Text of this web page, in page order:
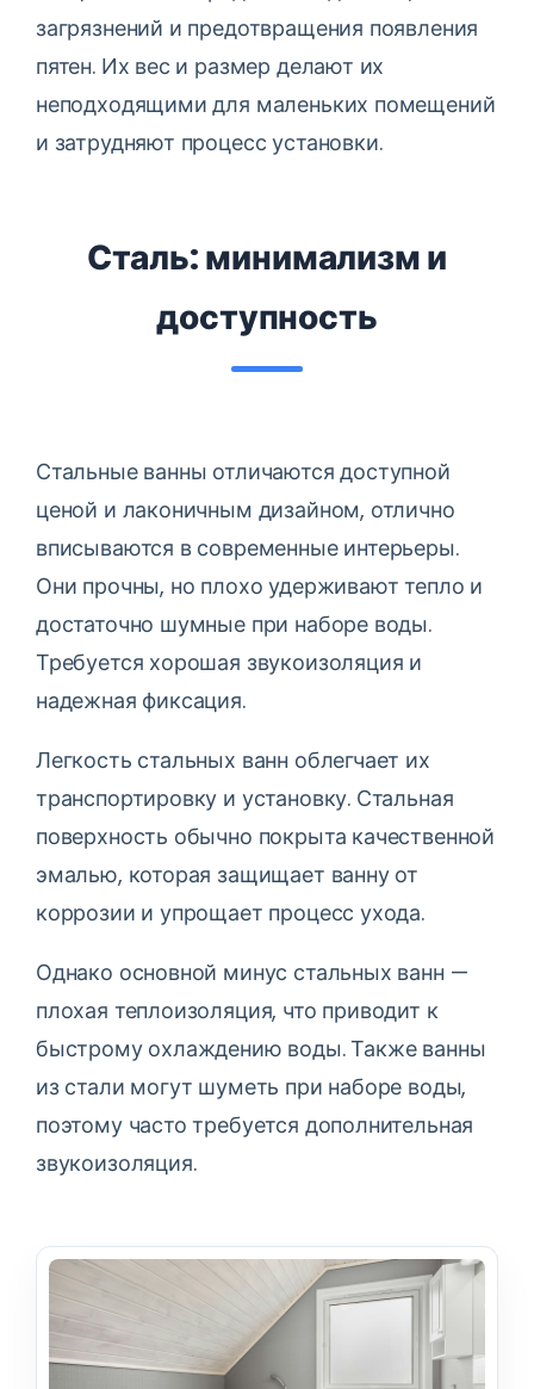
загрязнений и предотвращения появления
пятен. Их вес и размер делают их
неподходящими для маленьких помещений
и затрудняют процесс установки.
Сталь: минимализм и
доступность
Стальные ванны отличаются доступной
ценой и лаконичным дизайном, отлично
вписываются в современные интерьеры.
Они прочны, но плохо удерживают тепло и
достаточно шумные при наборе воды.
Требуется хорошая звукоизоляция и
надежная фиксация.
Легкость стальных ванн облегчает их
транспортировку и установку. Стальная
поверхность обычно покрыта качественной
эмалью, которая защищает ванну от
коррозии и упрощает процесс ухода.
Однако основной минус стальных ванн —
плохая теплоизоляция, что приводит к
быстрому охлаждению воды. Также ванны
из стали могут шуметь при наборе воды,
поэтому часто требуется дополнительная
звукоизоляция.